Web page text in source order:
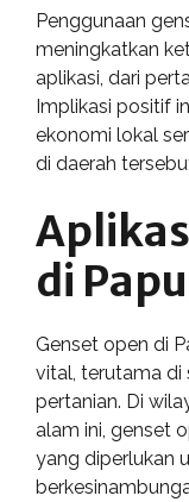
Penggunaan
meningkatkan
aplikasi, dari
Implikasi positif
ekonomi lokal
di daerah
di
Genset open di
vital, terutama di
pertanian. Di
alam ini, genset
yang diperlukan